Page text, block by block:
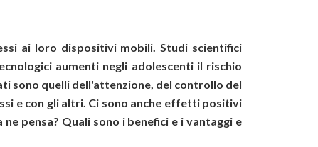
ai loro dispositivi mobili. Studi scientifici
aumenti negli adolescenti il rischio
sono quelli dell'attenzione, del controllo del
e con gli altri. Ci sono anche effetti positivi
pensa? Quali sono i benefici e i vantaggi e